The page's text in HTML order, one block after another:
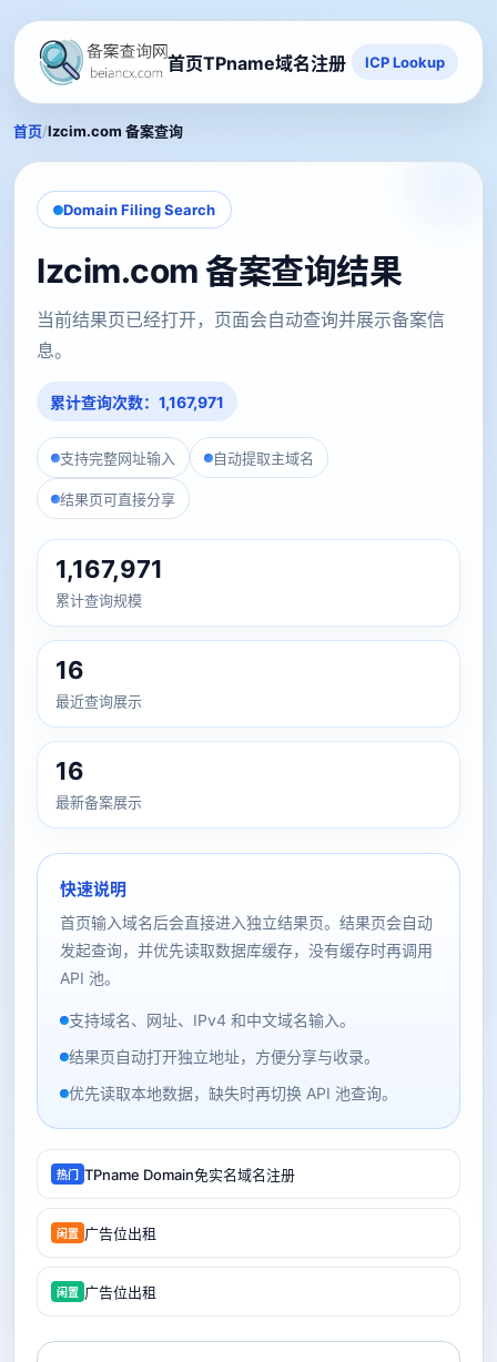
首页TPname域名注册 ICP Lookup
首页/lzcim.com 备案查询
Domain Filing Search
lzcim.com 备案查询结果
当前结果页已经打开，页面会自动查询并展示备案信
息。
累计查询次数：1,167,971
支持完整网址输入 自动提取主域名
结果页可直接分享
1,167,971
累计查询规模
16
最近查询展示
16
最新备案展示
快速说明
首页输入域名后会直接进入独立结果页。结果页会自动
发起查询，并优先读取数据库缓存，没有缓存时再调用
API 池。
支持域名、网址、IPv4 和中文域名输入。
结果页自动打开独立地址，方便分享与收录。
优先读取本地数据，缺失时再切换 API 池查询。
热门 TPname Domain免实名域名注册
闲置 广告位出租
闲置 广告位出租